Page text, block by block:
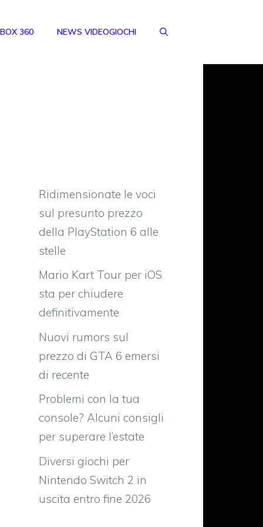
360 NEWS VIDEOGIOCHI
Ridimensionate le voci
sul presunto prezzo
della PlayStation 6 alle
stelle
Mario Kart Tour per iOS
sta per chiudere
definitivamente
Nuovi rumors sul
prezzo di GTA 6 emersi
di recente
Problemi con la tua
console? Alcuni consigli
per superare l’estate
Diversi giochi per
Nintendo Switch 2 in
uscita entro fine 2026